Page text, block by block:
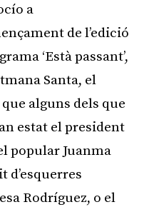
a
de l’edició
‘Està passant’,
Santa, el
alguns dels que
estat el president
popular Juanma
d’esquerres
Rodríguez, o el